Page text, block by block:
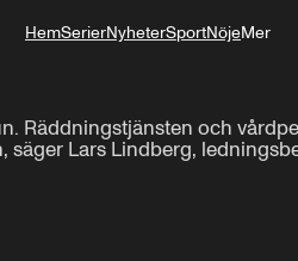
HemSerierNyheterSportNöjeMer
Räddningstjänsten och
Lars Lindberg,